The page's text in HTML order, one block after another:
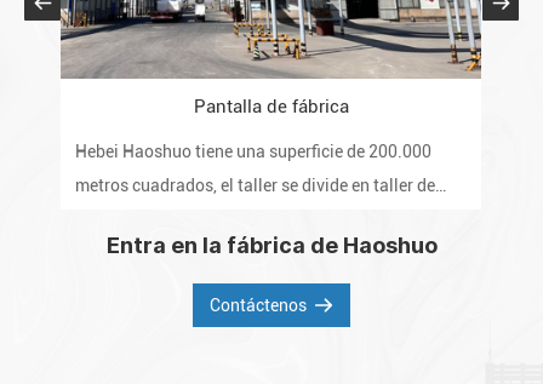
Pantalla de fábrica
Hebei Haoshuo tiene una superficie de 200.000
metros cuadrados, el taller se divide en taller de
polvo, laboratorio y almacén.
Entra en la fábrica de Haoshuo
Contáctenos